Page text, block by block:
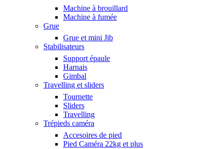
Machine à brouillard
Machine à fumée
Grue
Grue et mini Jib
Stabilisateurs
Support épaule
Harnais
Gimbal
Travelling et sliders
Tournette
Sliders
Travelling
Trépieds caméra
Accesoires de pied
Pied Caméra 22kg et plus